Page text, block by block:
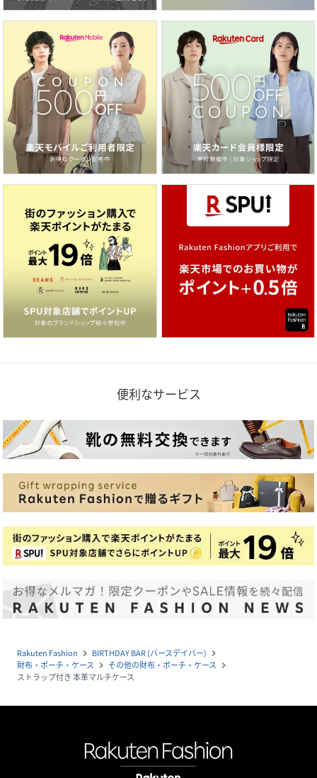
便利なサービス
Rakuten Fashion navigate_next BIRTHDAY BAR (バースデイバー) navigate_next
財布・ポーチ・ケース navigate_next その他の財布・ポーチ・ケース navigate_next
ストラップ付き 本革マルチケース